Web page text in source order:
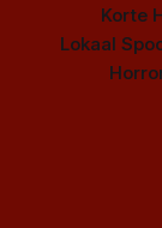
Korte
Lokaal